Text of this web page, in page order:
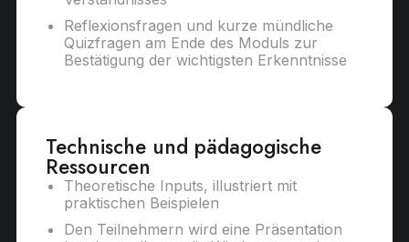
Reflexionsfragen und kurze mündliche
Quizfragen am Ende des Moduls zur
Bestätigung der wichtigsten Erkenntnisse
Technische und pädagogische
Ressourcen
Theoretische Inputs, illustriert mit
praktischen Beispielen
Den Teilnehmern wird eine Präsentation